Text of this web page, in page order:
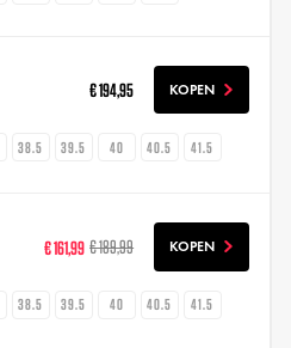
€ 194,95 KOPEN
38.5 39.5 40 40.5 41.5
€ 161,99 € 189,99 KOPEN
38.5 39.5 40 40.5
41.5